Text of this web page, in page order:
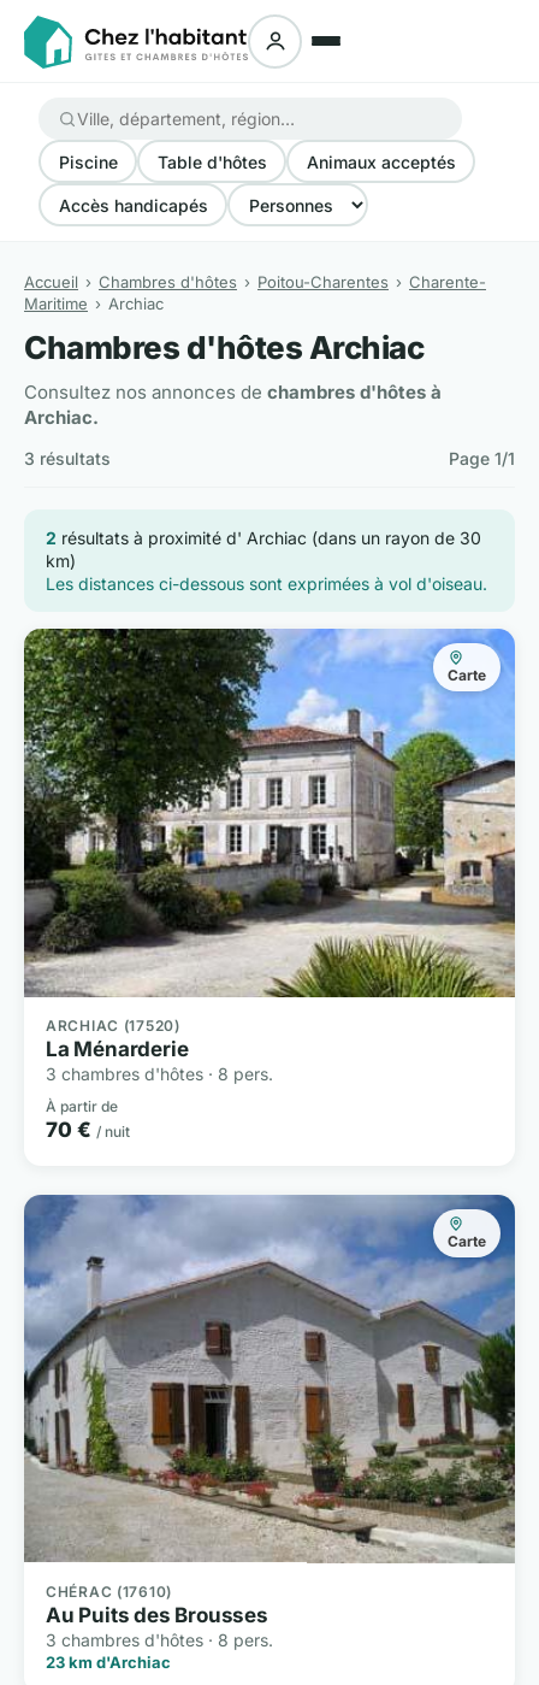
Piscine Table d'hôtes Animaux acceptés
Accès handicapés
Accueil Chambres d'hôtes Poitou-Charentes
Charente-
Maritime
Archiac
Chambres d'hôtes Archiac
Consultez nos annonces de chambres d'hôtes à
Archiac.
3 résultats Page 1/1
2 résultats à proximité d' Archiac (dans un rayon de 30
km)
Les distances ci-dessous sont exprimées à vol d'oiseau.
Carte
ARCHIAC (17520)
La Ménarderie
3 chambres d'hôtes · 8 pers.
À partir de
70 € / nuit
Carte
CHÉRAC (17610)
Au Puits des Brousses
3 chambres d'hôtes · 8 pers.
23 km d'Archiac